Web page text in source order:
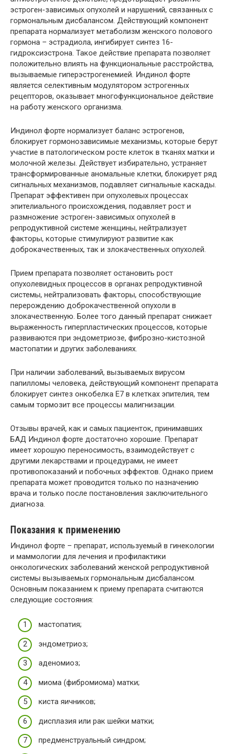
эстроген-зависимых опухолей и нарушений, связанных с
гормональным дисбалансом. Действующий компонент
препарата нормализует метаболизм женского полового
гормона – эстрадиола, ингибирует синтез 16-
гидроксиэстрона. Такое действие препарата позволяет
положительно влиять на функциональные расстройства,
вызываемые гиперэстрогенемией. Индинол форте
является селективным модулятором эстрогенных
рецепторов, оказывает многофункциональное действие
на работу женского организма.
Индинол форте нормализует баланс эстрогенов,
блокирует гормонозависимые механизмы, которые берут
участие в патологическом росте клеток в тканях матки и
молочной железы. Действует избирательно, устраняет
трансформированные аномальные клетки, блокирует ряд
сигнальных механизмов, подавляет сигнальные каскады.
Препарат эффективен при опухолевых процессах
эпителиального происхождения, подавляет рост и
размножение эстроген-зависимых опухолей в
репродуктивной системе женщины, нейтрализует
факторы, которые стимулируют развитие как
доброкачественных, так и злокачественных опухолей.
Прием препарата позволяет остановить рост
опухолевидных процессов в органах репродуктивной
системы, нейтрализовать факторы, способствующие
перерождению доброкачественной опухоли в
злокачественную. Более того данный препарат снижает
выраженность гиперпластических процессов, которые
развиваются при эндометриозе, фиброзно-кистозной
мастопатии и других заболеваниях.
При наличии заболеваний, вызываемых вирусом
папилломы человека, действующий компонент препарата
блокирует синтез онкобелка Е7 в клетках эпителия, тем
самым тормозит все процессы малигнизации.
Отзывы врачей, как и самых пациенток, принимавших
БАД Индинол форте достаточно хорошие. Препарат
имеет хорошую переносимость, взаимодействует с
другими лекарствами и процедурами, не имеет
противопоказаний и побочных эффектов. Однако прием
препарата может проводится только по назначению
врача и только после постановления заключительного
диагноза.
Показания к применению
Индинол форте – препарат, используемый в гинекологии
и маммологии для лечения и профилактики
онкологических заболеваний женской репродуктивной
системы вызываемых гормональным дисбалансом.
Основным показанием к приему препарата считаются
следующие состояния:
мастопатия;
эндометриоз;
аденомиоз;
миома (фибромиома) матки;
киста яичников;
дисплазия или рак шейки матки;
предменструальный синдром;